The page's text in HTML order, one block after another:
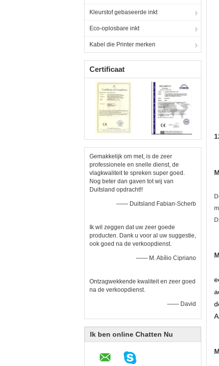
Kleurstof gebaseerde inkt
Eco-oplosbare inkt
Kabel die Printer merken
Certificaat
Gemakkelijk om met, is de zeer
professionele en snelle dienst, de
vlagkwaliteit te spreken super goed.
Nog beter dan gaven tot wij van
Duitsland opdracht!!
—— Duitsland Fabian-Scherb
Ik wil zeggen dat uw zeer goede
producten. Dank u voor al uw suggestie,
ook goed na de verkoopdienst.
—— M. Abílio Cipriano
Ontzagwekkende kwaliteit en zeer goed
na de verkoopdienst.
—— David
Ik ben online Chatten Nu